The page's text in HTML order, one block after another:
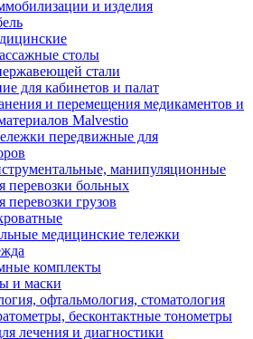
и изделия
столы
стали
для кабинетов и палат
и перемещения медикаментов и
Malvestio
передвижные для
манипуляционные
перевозки больных
перевозки грузов
медицинские тележки
комплекты
и маски
офтальмология, стоматология
бесконтактные тонометры
лечения и диагностики